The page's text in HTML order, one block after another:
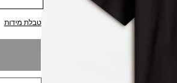
טבלת מידות